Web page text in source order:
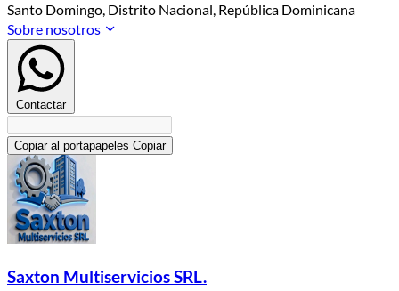
Santo Domingo, Distrito Nacional, República Dominicana
Sobre nosotros
Contactar
Copiar al portapapeles Copiar
Saxton Multiservicios SRL.